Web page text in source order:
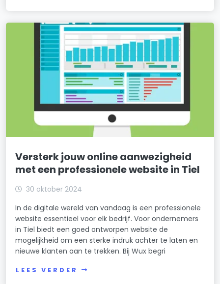
Versterk jouw online aanwezigheid
met een professionele website in Tiel
30 oktober 2024
In de digitale wereld van vandaag is een professionele
website essentieel voor elk bedrijf. Voor ondernemers
in Tiel biedt een goed ontworpen website de
mogelijkheid om een sterke indruk achter te laten en
nieuwe klanten aan te trekken. Bij Wux begri
LEES VERDER